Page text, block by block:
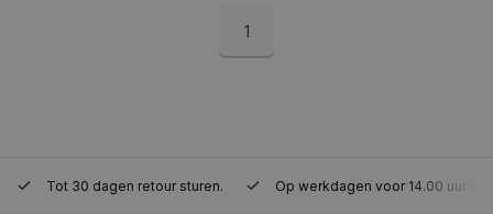
1
Tot 30 dagen retour sturen. Op werkdagen voor 14.00 uur